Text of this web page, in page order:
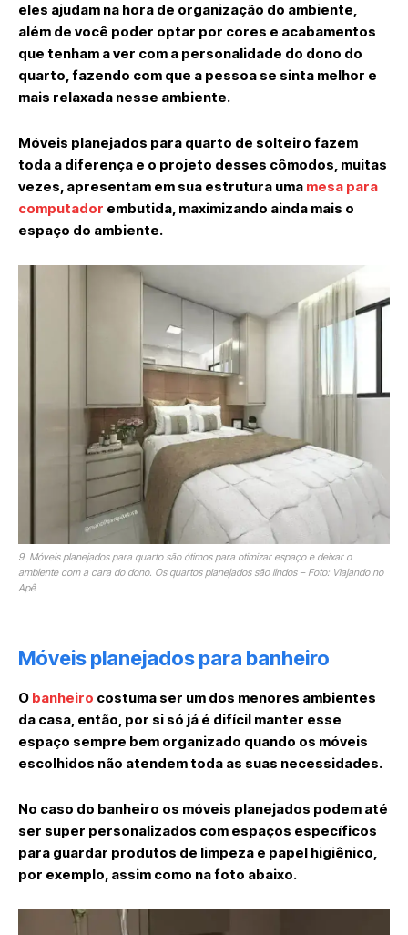
eles ajudam na hora de organização do ambiente,
além de você poder optar por cores e acabamentos
que tenham a ver com a personalidade do dono do
quarto, fazendo com que a pessoa se sinta melhor e
mais relaxada nesse ambiente.
Móveis planejados para quarto de solteiro fazem
toda a diferença e o projeto desses cômodos, muitas
vezes, apresentam em sua estrutura uma mesa para
computador embutida, maximizando ainda mais o
espaço do ambiente.
9. Móveis planejados para quarto são ótimos para otimizar espaço e deixar o
ambiente com a cara do dono. Os quartos planejados são lindos – Foto: Viajando no
Apê
Móveis planejados para banheiro
O banheiro costuma ser um dos menores ambientes
da casa, então, por si só já é difícil manter esse
espaço sempre bem organizado quando os móveis
escolhidos não atendem toda as suas necessidades.
No caso do banheiro os móveis planejados podem até
ser super personalizados com espaços específicos
para guardar produtos de limpeza e papel higiênico,
por exemplo, assim como na foto abaixo.